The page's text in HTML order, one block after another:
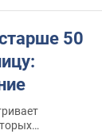
50